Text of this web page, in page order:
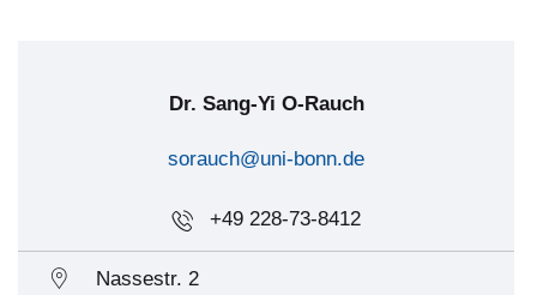
Dr. Sang-Yi O-Rauch
sorauch@uni-bonn.de
+49 228-73-8412
Nassestr. 2